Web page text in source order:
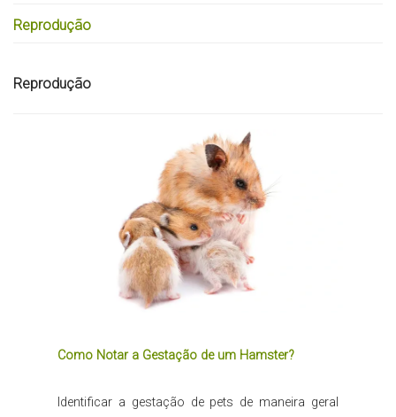
Reprodução
Reprodução
Como Notar a Gestação de um Hamster?
Identificar a gestação de pets de maneira geral